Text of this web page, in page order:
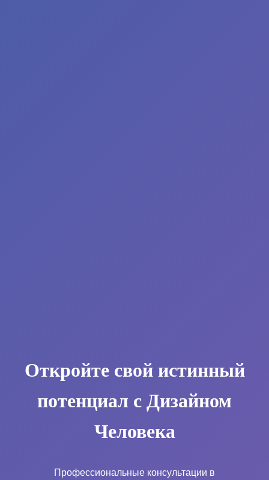
Откройте свой истинный
потенциал с Дизайном
Человека
Профессиональные консультации в